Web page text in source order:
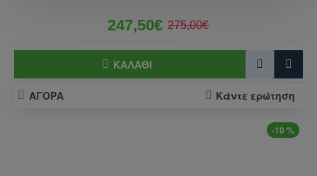
247,50€ 275,00€
ΚΑΛΆΘΙ
ΑΓΟΡΑ Κάντε ερώτηση
-10 %